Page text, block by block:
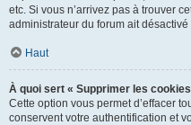
etc. Si vous n’arrivez pas à trouver
administrateur du forum ait
Haut
À quoi sert « Supprimer les
Cette option vous permet d’effacer
conservent votre authentification et